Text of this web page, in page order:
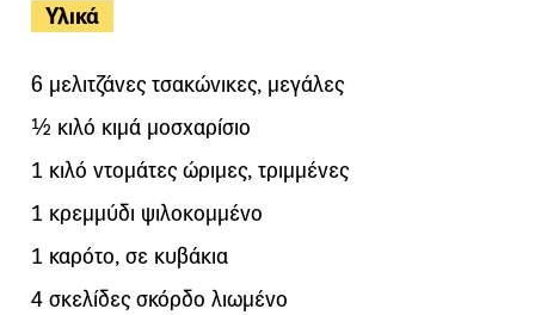
Υλικά
6 μελιτζάνες τσακώνικες, μεγάλες
½ κιλό κιμά μοσχαρίσιο
1 κιλό ντομάτες ώριμες, τριμμένες
1 κρεμμύδι ψιλοκομμένο
1 καρότο, σε κυβάκια
4 σκελίδες σκόρδο λιωμένο